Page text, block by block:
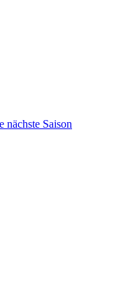
nächste Saison